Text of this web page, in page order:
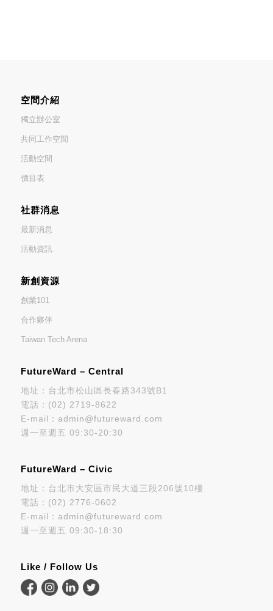
空間介紹
獨立辦公室
共同工作空間
活動空間
價目表
社群消息
最新消息
活動資訊
新創資源
創業101
合作夥伴
Taiwan Tech Arena
FutureWard – Central
地址：台北市松山區長春路343號B1
電話： (02) 2719-8622
E-mail： admin@futureward.com
週一至週五 09:30-20:30
FutureWard – Civic
地址：台北市大安區市民大道三段206號10樓
電話： (02) 2776-0602
E-mail： admin@futureward.com
週一至週五 09:30-18:30
Like / Follow Us